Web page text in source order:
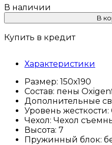
В
Купить в кредит
Характеристики
Размер: 150х190
Состав: пены
Дополнительные
Уровень жесткости:
Чехол: Чехол
Высота: 7
Пружинный блок: